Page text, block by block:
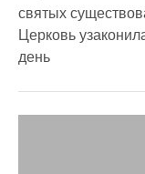
святых
Церковь
день